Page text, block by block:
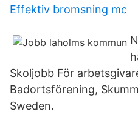
Effektiv bromsning mc
Skoljobb För
Badortsförening,
Sweden.